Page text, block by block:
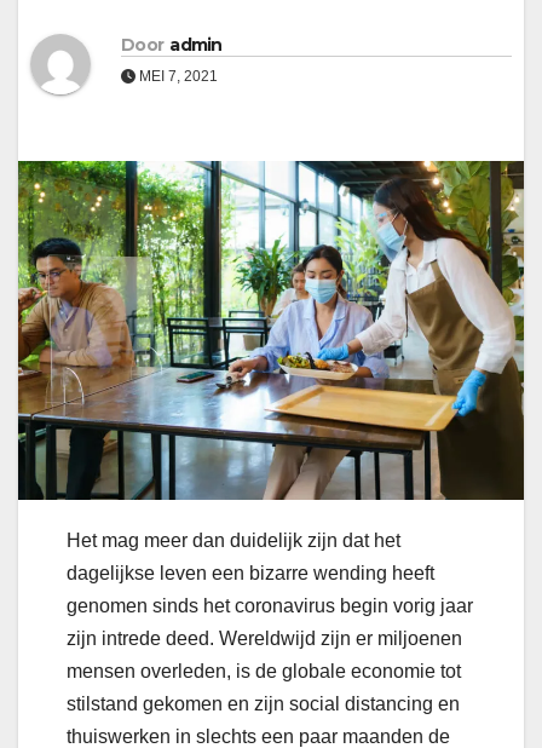
Door admin
MEI 7, 2021
Het mag meer dan duidelijk zijn dat het
dagelijkse leven een bizarre wending heeft
genomen sinds het coronavirus begin vorig jaar
zijn intrede deed. Wereldwijd zijn er miljoenen
mensen overleden, is de globale economie tot
stilstand gekomen en zijn social distancing en
thuiswerken in slechts een paar maanden de